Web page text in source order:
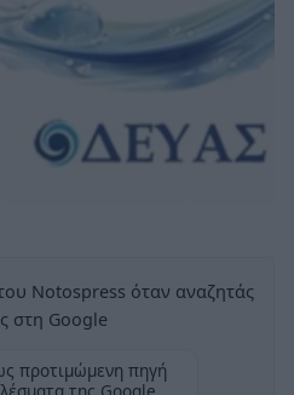
Notospress όταν αναζητάς
στη Google
προτιμώμενη πηγή